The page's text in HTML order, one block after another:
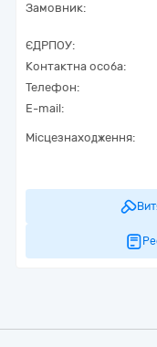
Замовник:
ЄДРПОУ:
Контактна особа:
Телефон:
E-mail:
Місцезнаходження: